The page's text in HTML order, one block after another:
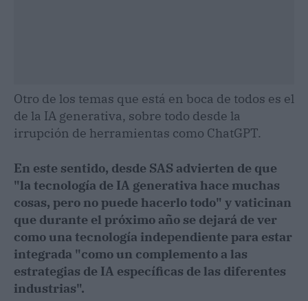
Otro de los temas que está en boca de todos es el
de la IA generativa, sobre todo desde la
irrupción de herramientas como ChatGPT.
En este sentido, desde SAS advierten de que
"la tecnología de IA generativa hace muchas
cosas, pero no puede hacerlo todo" y vaticinan
que durante el próximo año se dejará de ver
como una tecnología independiente para estar
integrada "como un complemento a las
estrategias de IA específicas de las diferentes
industrias".